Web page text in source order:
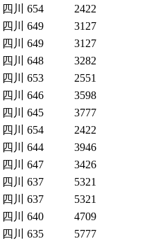
四川 654
2422
四川 649
3127
四川 649
3127
四川 648
3282
四川 653
2551
四川 646
3598
四川 645
3777
四川 654
2422
四川 644
3946
四川 647
3426
四川 637
5321
四川 637
5321
四川 640
4709
四川 635
5777